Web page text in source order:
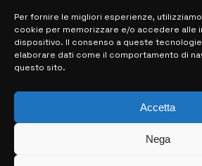
Per fornire le migliori esperienze,
cookie per memorizzare e/o accedere alle
dispositivo. Il consenso a queste
elaborare dati come il comportamento di
questo sito.
Accetta
Nega
MAPPA DEL SITO
> NOTIZIE